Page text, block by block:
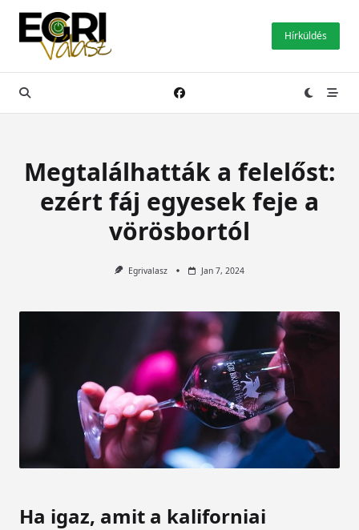
Skip
content
Hírküldés
Megtalálhatták a felelőst:
ezért fáj egyesek feje a
vörösbortól
Egrivalasz Jan 7, 2024
Ha igaz, amit a kaliforniai